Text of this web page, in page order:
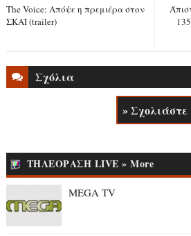
The Voice: Απόψε η πρεμιέρα στον
ΣΚΑΪ (trailer)
Σχόλια
» Σχολιάστε
ΤΗΛΕΟΡΑΣΗ LIVE » More
MEGA TV